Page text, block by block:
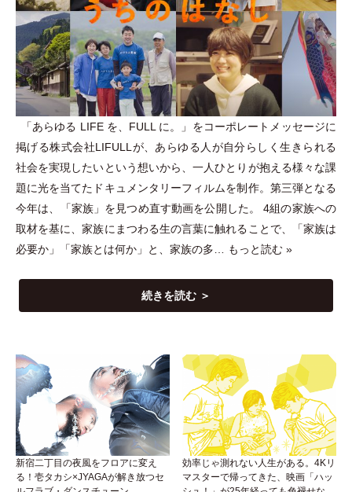
「あらゆる LIFE を、FULL に。 」 をコーポレートメッセージに
掲げる株式会社LIFULLが、あらゆる人が自分らしく生きられる
社会を実現したいという想いから、一人ひとりが抱える様々な課
題に光を当てたドキュメンタリーフィルムを制作。第三弾となる
今年は、
「家族」 を見つめ直す動画を公開した。 4組の家族への
取材を基に、家族にまつわる生の言葉に触れることで、
「家族は
必要か 」 「家族とは何か 」 と、家族の多… もっと読む »
続きを読む ＞
新宿二丁目の夜風をフロアに変え
る！壱タカシ×JYAGAが解き放つセ
効率じゃ測れない人生がある。4Kリ
マスターで帰ってきた、映画「ハッ